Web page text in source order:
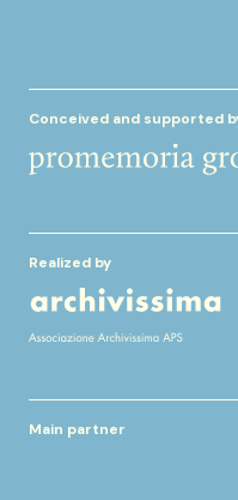
Conceived and supported
Realized by
Main partner